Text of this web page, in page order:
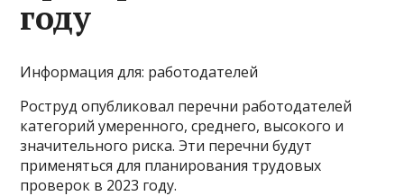
году
Информация для: работодателей
Роструд опубликовал перечни работодателей
категорий умеренного, среднего, высокого и
значительного риска. Эти перечни будут
применяться для планирования трудовых
проверок в 2023 году.